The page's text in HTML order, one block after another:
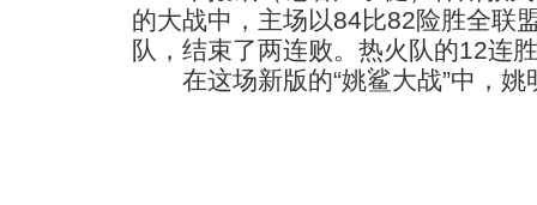
的大战中，主场以84比82险胜全联
队，结束了两连败。热火队的12连
在这场新版的“姚鲨大战”中，姚